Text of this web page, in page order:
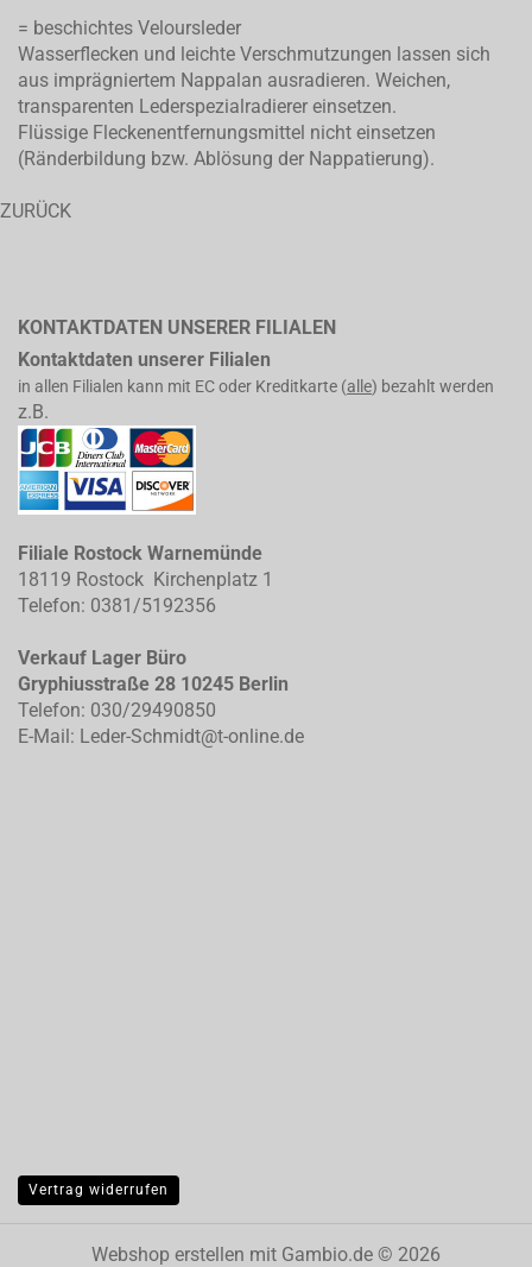
= beschichtes Veloursleder
Wasserflecken und leichte Verschmutzungen lassen sich
aus imprägniertem Nappalan ausradieren. Weichen,
transparenten Lederspezialradierer einsetzen.
Flüssige Fleckenentfernungsmittel nicht einsetzen
(Ränderbildung bzw. Ablösung der Nappatierung).
ZURÜCK
KONTAKTDATEN UNSERER FILIALEN
Kontaktdaten unserer Filialen
in allen Filialen kann mit EC oder Kreditkarte (alle) bezahlt werden
z.B.
Filiale Rostock Warnemünde
18119 Rostock Kirchenplatz 1
Telefon: 0381/5192356
Verkauf Lager Büro
Gryphiusstraße 28 10245 Berlin
Telefon: 030/29490850
E-Mail: Leder-Schmidt@t-online.de
Vertrag widerrufen
Webshop erstellen mit Gambio.de © 2026